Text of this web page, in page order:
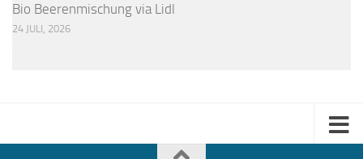
Bio Beerenmischung via Lidl
24 JULI, 2026